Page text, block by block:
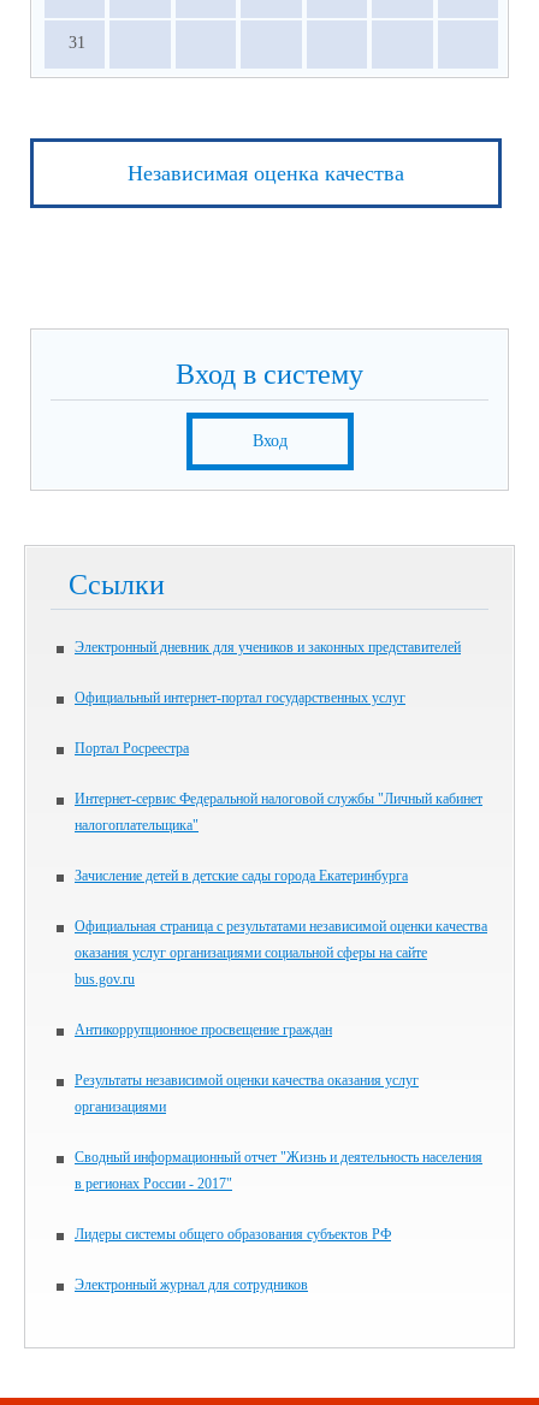
31
Независимая оценка качества
Вход в систему
Вход
Ссылки
Электронный дневник для учеников и законных представителей
Официальный интернет-портал государственных услуг
Портал Росреестра
Интернет-сервис Федеральной налоговой службы "Личный кабинет
налогоплательщика"
Зачисление детей в детские сады города Екатеринбурга
Официальная страница с результатами независимой оценки качества
оказания услуг организациями социальной сферы на сайте
bus.gov.ru
Антикоррупционное просвещение граждан
Результаты независимой оценки качества оказания услуг
организациями
Сводный информационный отчет "Жизнь и деятельность населения
в регионах России - 2017"
Лидеры системы общего образования субъектов РФ
Электронный журнал для сотрудников